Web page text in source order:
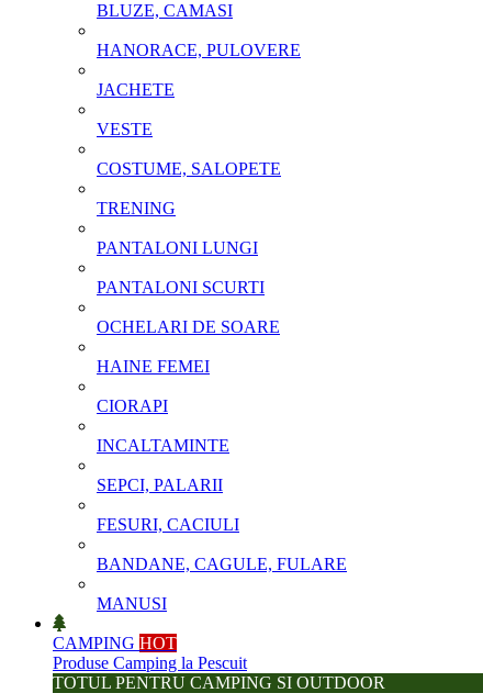
BLUZE, CAMASI
HANORACE, PULOVERE
JACHETE
VESTE
COSTUME, SALOPETE
TRENING
PANTALONI LUNGI
PANTALONI SCURTI
OCHELARI DE SOARE
HAINE FEMEI
CIORAPI
INCALTAMINTE
SEPCI, PALARII
FESURI, CACIULI
BANDANE, CAGULE, FULARE
MANUSI
CAMPING HOT
Produse Camping la Pescuit
TOTUL PENTRU CAMPING SI OUTDOOR